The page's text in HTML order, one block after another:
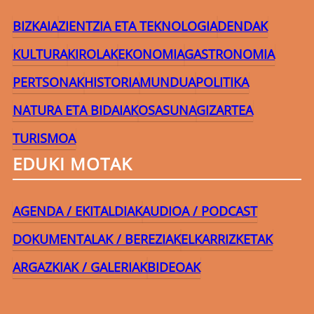
BIZKAIAZIENTZIA ETA TEKNOLOGIADENDAK
KULTURAKIROLAKEKONOMIAGASTRONOMIA
PERTSONAKHISTORIAMUNDUAPOLITIKA
NATURA ETA BIDAIAKOSASUNAGIZARTEA
TURISMOA
EDUKI MOTAK
AGENDA / EKITALDIAKAUDIOA / PODCAST
DOKUMENTALAK / BEREZIAKELKARRIZKETAK
ARGAZKIAK / GALERIAKBIDEOAK